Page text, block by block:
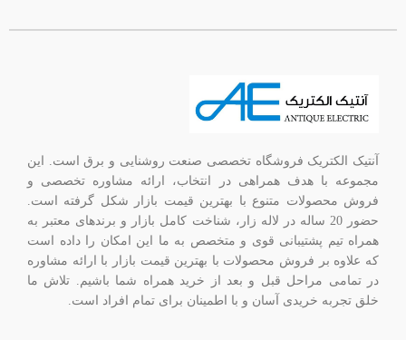
آنتیک الکتریک فروشگاه تخصصی صنعت روشنایی و برق است. این
مجموعه با هدف همراهی در انتخاب، ارائه مشاوره تخصصی و
فروش محصولات متنوع با بهترین قیمت بازار شکل گرفته است.
حضور 20 ساله در لاله زار، شناخت کامل بازار و برندهای معتبر به
همراه تیم پشتیبانی قوی و متخصص به ما این امکان را داده است
که علاوه بر فروش محصولات با بهترین قیمت بازار با ارائه مشاوره
در تمامی مراحل قبل و بعد از خرید همراه شما باشیم. تلاش ما
خلق تجربه خریدی آسان و با اطمینان برای تمام افراد است.